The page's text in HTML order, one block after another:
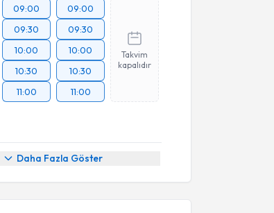
09:00
09:30
10:00
10:30
11:00
09:00
09:30
10:00
10:30
11:00
Takvim
kapalıdır
Daha Fazla Göster